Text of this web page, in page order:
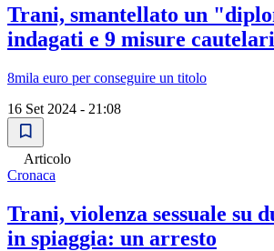
Trani, smantellato un
indagati e 9 misure cautelari
8mila euro per conseguire un titolo
16 Set 2024 - 21:08
Articolo
Cronaca
Trani, violenza sessuale su
in spiaggia: un arresto